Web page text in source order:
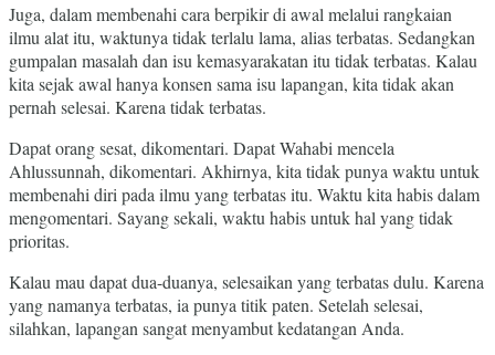
Juga, dalam membenahi cara berpikir di awal melalui rangkaian
ilmu alat itu, waktunya tidak terlalu lama, alias terbatas. Sedangkan
gumpalan masalah dan isu kemasyarakatan itu tidak terbatas. Kalau
kita sejak awal hanya konsen sama isu lapangan, kita tidak akan
pernah selesai. Karena tidak terbatas.
Dapat orang sesat, dikomentari. Dapat Wahabi mencela
Ahlussunnah, dikomentari. Akhirnya, kita tidak punya waktu untuk
membenahi diri pada ilmu yang terbatas itu. Waktu kita habis dalam
mengomentari. Sayang sekali, waktu habis untuk hal yang tidak
prioritas.
Kalau mau dapat dua-duanya, selesaikan yang terbatas dulu. Karena
yang namanya terbatas, ia punya titik paten. Setelah selesai,
silahkan, lapangan sangat menyambut kedatangan Anda.